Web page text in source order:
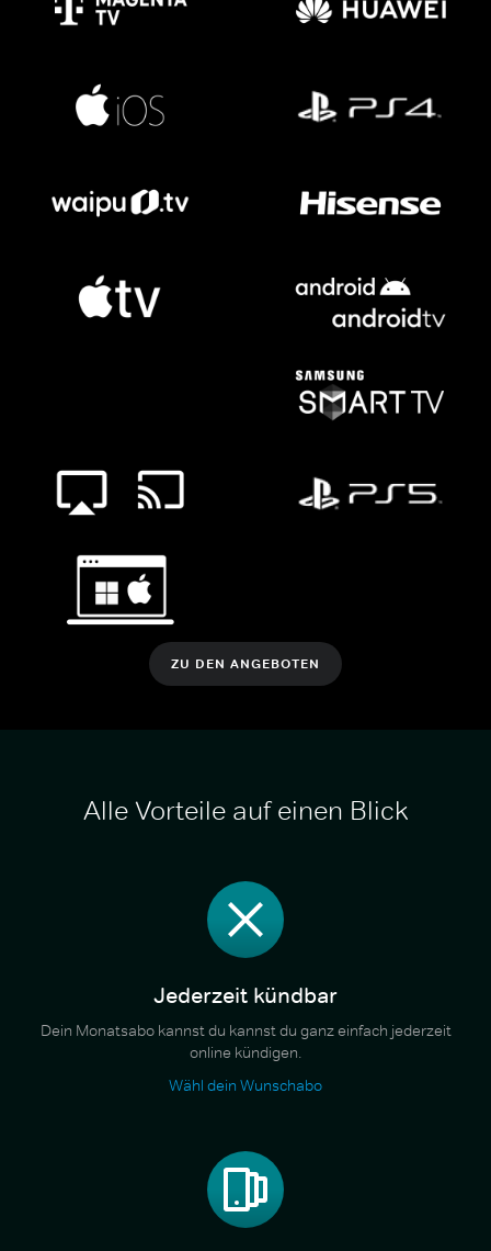
ZU DEN ANGEBOTEN
Alle Vorteile auf einen Blick
Jederzeit kündbar
Dein Monatsabo kannst du kannst du ganz einfach jederzeit
online kündigen.
Wähl dein Wunschabo